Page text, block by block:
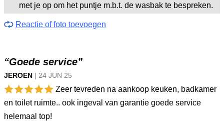
met je op om het puntje m.b.t. de wasbak te bespreken.
Reactie of foto toevoegen
“Goede service”
JEROEN | 24 JUN 25
Zeer tevreden na aankoop keuken, badkamer
en toilet ruimte.. ook ingeval van garantie goede service
helemaal top!